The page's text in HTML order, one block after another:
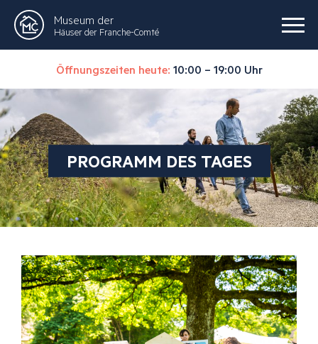
Museum der
Häuser der Franche-Comté
Öffnungszeiten heute: 10:00 – 19:00 Uhr
PROGRAMM DES TAGES